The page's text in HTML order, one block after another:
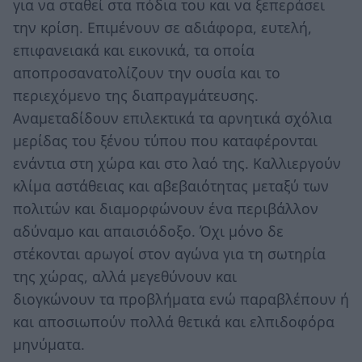
για να σταθεί στα πόδια του και να ξεπεράσει
την κρίση. Επιμένουν σε αδιάφορα, ευτελή,
επιφανειακά και εικονικά, τα οποία
αποπροσανατολίζουν την ουσία και το
περιεχόμενο της διαπραγμάτευσης.
Αναμεταδίδουν επιλεκτικά τα αρνητικά σχόλια
μερίδας του ξένου τύπου που καταφέρονται
ενάντια στη χώρα και στο λαό της. Καλλιεργούν
κλίμα αστάθειας και αβεβαιότητας μεταξύ των
πολιτών και διαμορφώνουν ένα περιβάλλον
αδύναμο και απαισιόδοξο. Όχι μόνο δε
στέκονται αρωγοί στον αγώνα για τη σωτηρία
της χώρας, αλλά μεγεθύνουν και
διογκώνουν τα προβλήματα ενώ παραβλέπουν ή
και αποσιωπούν πολλά θετικά και ελπιδοφόρα
μηνύματα.